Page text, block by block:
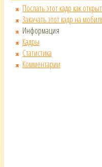
Послать этот кадр как
Закачать этот кадр на
Информация
Кадры
Статистика
Комментарии